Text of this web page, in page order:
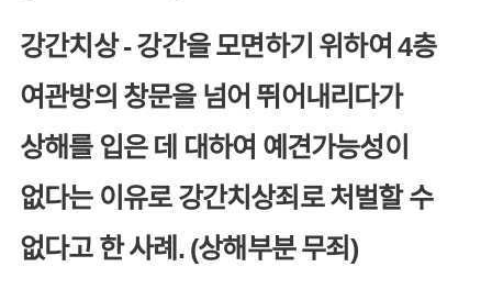
강간치상 - 강간을 모면하기 위하여 4층
여관방의 창문을 넘어 뛰어내리다가
상해를 입은 데 대하여 예견가능성이
없다는 이유로 강간치상죄로 처벌할 수
없다고 한 사례. (상해부분 무죄)